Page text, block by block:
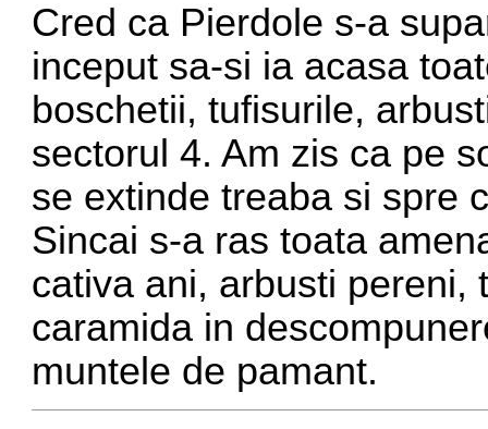
Cred ca Pierdole s-a
inceput sa-si ia acasa
boschetii, tufisurile,
sectorul 4. Am zis ca pe
se extinde treaba si spre
Sincai s-a ras toata
cativa ani, arbusti pereni,
caramida in
muntele de pamant.